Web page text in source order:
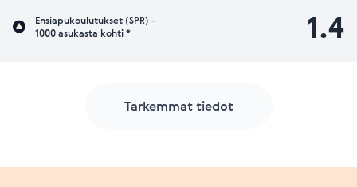
Ensiapukoulutukset (SPR) -
1000 asukasta kohti *
1.4
Tarkemmat tiedot